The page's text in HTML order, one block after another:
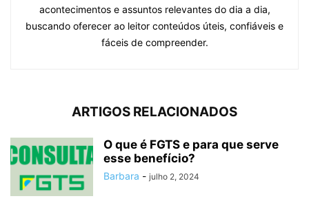
acontecimentos e assuntos relevantes do dia a dia,
buscando oferecer ao leitor conteúdos úteis, confiáveis e
fáceis de compreender.
ARTIGOS RELACIONADOS
O que é FGTS e para que serve
esse benefício?
Barbara - julho 2, 2024